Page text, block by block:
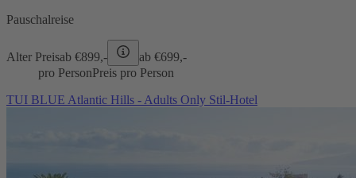
Pauschalreise
Alter Preisab €899,- ab €699,-
pro PersonPreis pro Person
TUI BLUE Atlantic Hills - Adults Only Stil-Hotel